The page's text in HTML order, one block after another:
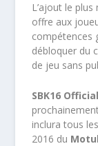
L’ajout le
offre aux
compétences
débloquer du
de jeu sans
SBK16
inclura tous
2016 du